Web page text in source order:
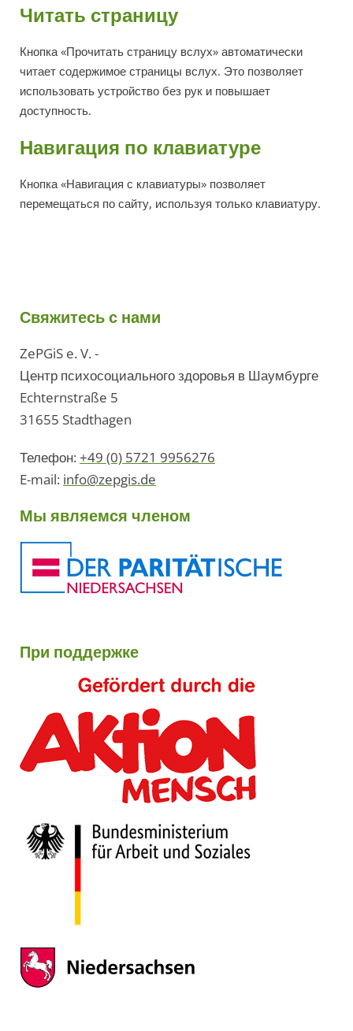
Читать страницу
Кнопка «Прочитать страницу вслух» автоматически
читает содержимое страницы вслух. Это позволяет
использовать устройство без рук и повышает
доступность.
Навигация по клавиатуре
Кнопка «Навигация с клавиатуры» позволяет
перемещаться по сайту, используя только клавиатуру.
Свяжитесь с нами
ZePGiS e. V. -
Центр психосоциального здоровья в Шаумбурге
Echternstraße 5
31655 Stadthagen
Телефон:+49 (0) 5721 9956276
E-mail: info@zepgis.de
Мы являемся членом
При поддержке